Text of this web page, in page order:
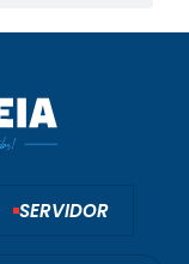
SERVIDOR